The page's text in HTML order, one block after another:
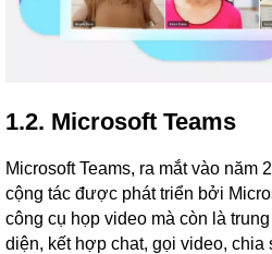
1.2. Microsoft Teams
Microsoft Teams, ra mắt vào năm
cộng tác được phát triển bởi
công cụ họp video mà còn là
diện, kết hợp chat, gọi video,